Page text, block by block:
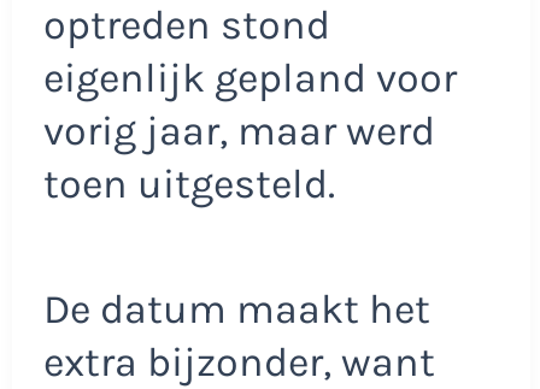
optreden stond
eigenlijk gepland voor
vorig jaar, maar werd
toen uitgesteld.
De datum maakt het
extra bijzonder, want